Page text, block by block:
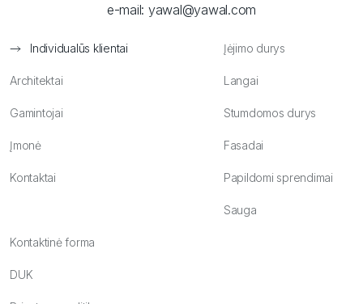
Individualūs klientai
Architektai
Gamintojai
Įmonė
Kontaktai
Įėjimo durys
Langai
Stumdomos durys
Fasadai
Papildomi sprendimai
Sauga
Kontaktinė forma
DUK
e-mail: yawal@yawal.com